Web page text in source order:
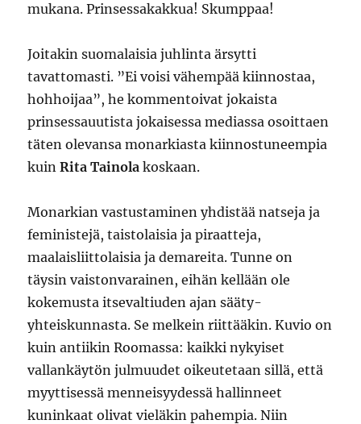
mukana. Prinsessakakkua! Skumppaa!
Joitakin suomalaisia juhlinta ärsytti
tavattomasti. ”Ei voisi vähempää kiinnostaa,
hohhoijaa”, he kommentoivat jokaista
prinsessauutista jokaisessa mediassa osoittaen
täten olevansa monarkiasta kiinnostuneempia
kuinRita Tainola koskaan.
Monarkian vastustaminen yhdistää natseja ja
feministejä, taistolaisia ja piraatteja,
maalaisliittolaisia ja demareita. Tunne on
täysin vaistonvarainen, eihän kellään ole
kokemusta itsevaltiuden ajan sääty-
yhteiskunnasta. Se melkein riittääkin. Kuvio on
kuin antiikin Roomassa: kaikki nykyiset
vallankäytön julmuudet oikeutetaan sillä, että
myyttisessä menneisyydessä hallinneet
kuninkaat olivat vieläkin pahempia. Niin